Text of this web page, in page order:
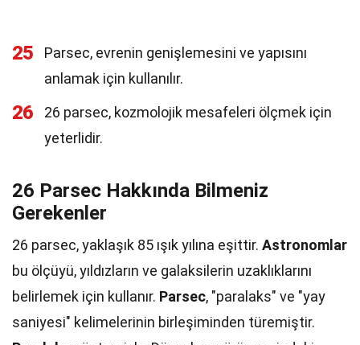
25
Parsec, evrenin genişlemesini ve yapısını
anlamak için kullanılır.
26
26 parsec, kozmolojik mesafeleri ölçmek için
yeterlidir.
26 Parsec Hakkında Bilmeniz
Gerekenler
26 parsec, yaklaşık 85 ışık yılına eşittir. Astronomlar
bu ölçüyü, yıldızların ve galaksilerin uzaklıklarını
belirlemek için kullanır. Parsec, "paralaks" ve "yay
saniyesi" kelimelerinin birleşiminden türemiştir.